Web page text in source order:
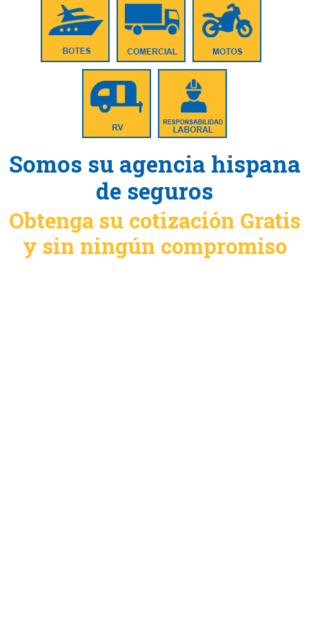
Somos su agencia hispana
de seguros
Obtenga su cotización Gratis
y sin ningún compromiso